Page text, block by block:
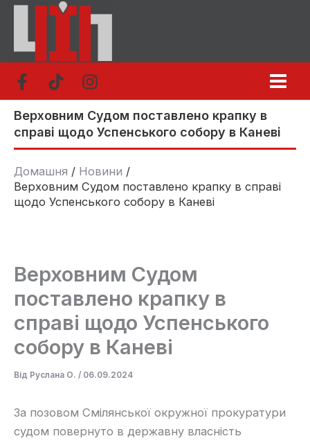
Перейти
вмісту
Верховним Судом поставлено крапку в
справі щодо Успенського собору в Каневі
Домашня
Новини
Верховним Судом поставлено крапку в справі
щодо Успенського собору в Каневі
Верховним Судом
поставлено крапку в
справі щодо Успенського
собору в Каневі
Від Руслана О. / 06.09.2024
За позовом Смілянської окружної прокуратури
судом повернуто в державну власність